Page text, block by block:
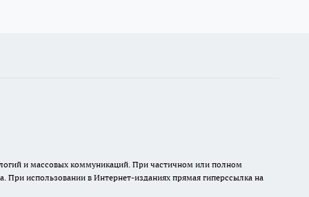
и массовых коммуникаций. При частичном или полном
При использовании в Интернет-изданиях прямая гиперссылка на